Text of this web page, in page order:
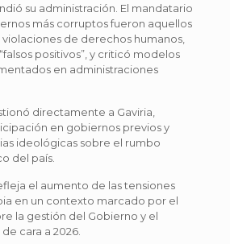
su administración. El mandatario
más corruptos fueron aquellos
de derechos humanos,
positivos”, y criticó modelos
en administraciones
directamente a Gaviria,
en gobiernos previos y
ideológicas sobre el rumbo
del país.
el aumento de las tensiones
en un contexto marcado por el
la gestión del Gobierno y el
cara a 2026.